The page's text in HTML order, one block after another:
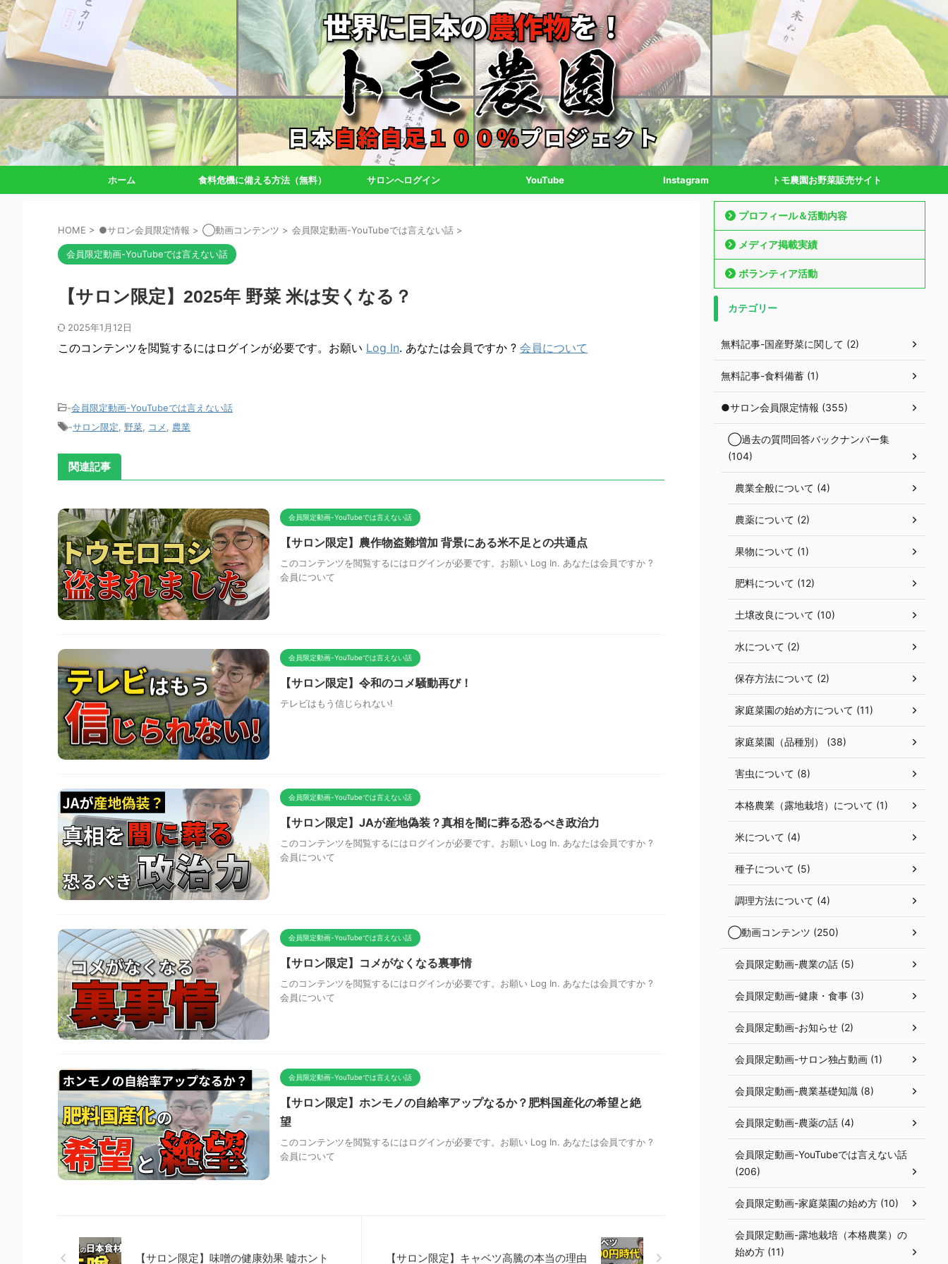
ホーム 食料危機に備える方法（無料） サロンへログイン YouTube Instagram トモ農園お野菜販売サイト
HOME > ●サロン会員限定情報 > ◯動画コンテンツ > 会員限定動画-YouTubeでは言えない話 >
会員限定動画-YouTubeでは言えない話
【サロン限定】2025年 野菜 米は安くなる？
2025年1月12日
このコンテンツを閲覧するにはログインが必要です。お願い Log In. あなたは会員ですか ? 会員について
-会員限定動画-YouTubeでは言えない話
-サロン限定 野菜 コメ 農業
関連記事
会員限定動画-YouTubeでは言えない話
【サロン限定】農作物盗難増加 背景にある米不足との共通点
このコンテンツを閲覧するにはログインが必要です。お願い Log In. あなたは会員ですか ?
会員について
会員限定動画-YouTubeでは言えない話
【サロン限定】令和のコメ騒動再び！
テレビはもう信じられない!
会員限定動画-YouTubeでは言えない話
【サロン限定】JAが産地偽装？真相を闇に葬る恐るべき政治力
このコンテンツを閲覧するにはログインが必要です。お願い Log In. あなたは会員ですか ?
会員について
会員限定動画-YouTubeでは言えない話
【サロン限定】コメがなくなる裏事情
このコンテンツを閲覧するにはログインが必要です。お願い Log In. あなたは会員ですか ?
会員について
会員限定動画-YouTubeでは言えない話
【サロン限定】ホンモノの自給率アップなるか？肥料国産化の希望と絶
望
このコンテンツを閲覧するにはログインが必要です。お願い Log In. あなたは会員ですか ?
会員について
【サロン限定】味噌の健康効果 嘘ホント 【サロン限定】キャベツ高騰の本当の理由
プロフィール＆活動内容
メディア掲載実績
ボランティア活動
カテゴリー
無料記事-国産野菜に関して (2)
無料記事-食料備蓄 (1)
●サロン会員限定情報 (355)
◯過去の質問回答バックナンバー集
(104)
農業全般について (4)
農薬について (2)
果物について (1)
肥料について (12)
土壌改良について (10)
水について (2)
保存方法について (2)
家庭菜園の始め方について (11)
家庭菜園（品種別） (38)
害虫について (8)
本格農業（露地栽培）について (1)
米について (4)
種子について (5)
調理方法について (4)
◯動画コンテンツ (250)
会員限定動画-農業の話 (5)
会員限定動画-健康・食事 (3)
会員限定動画-お知らせ (2)
会員限定動画-サロン独占動画 (1)
会員限定動画-農業基礎知識 (8)
会員限定動画-農薬の話 (4)
会員限定動画-YouTubeでは言えない話
(206)
会員限定動画-家庭菜園の始め方 (10)
会員限定動画-露地栽培（本格農業）の
始め方 (11)